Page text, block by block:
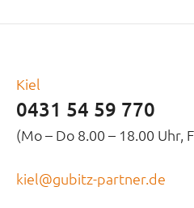
Kiel
0431 54 59 770
(Mo – Do 8.00 – 18.00 Uhr,
kiel@gubitz-partner.de